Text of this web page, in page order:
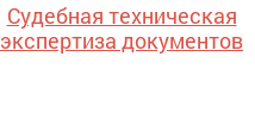
Судебная техническая
экспертиза документов